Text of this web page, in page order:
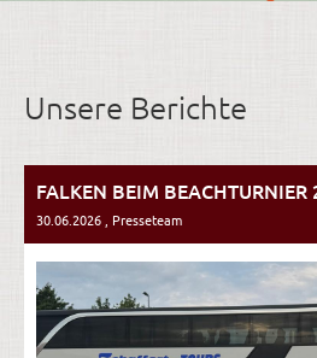
Unsere Berichte
30.06.2026, Presseteam